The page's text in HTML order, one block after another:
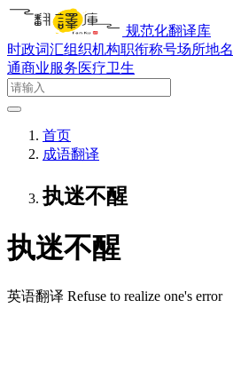
规范化翻译库
时政词汇组织机构职衔称号场所地名
通商业服务医疗卫生
首页
成语翻译
执迷不醒
执迷不醒
英语翻译 Refuse to realize one's error